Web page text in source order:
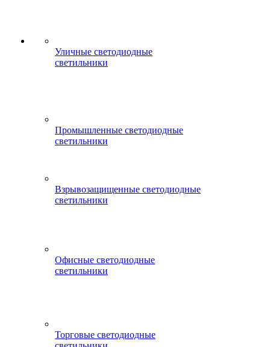
Уличные светодиодные
светильники
Промышленные светодиодные
светильники
Взрывозащищенные светодиодные
светильники
Офисные светодиодные
светильники
Торговые светодиодные